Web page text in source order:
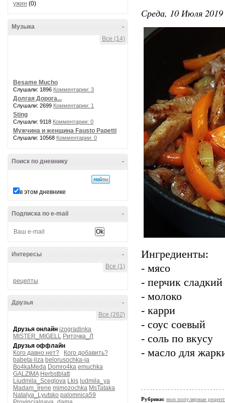
ужин (0)
-
Музыка
Все (14)
Besame Mucho
Слушали: 1896 Комментарии: 3
Долгая Дорога...
Слушали: 2699 Комментарии: 1
Sting
Слушали: 9118 Комментарии: 0
Мужчина и женщина Fausto Papetti
Слушали: 10568 Комментарии: 0
-
Поиск по дневнику
в этом дневнике
-
Подписка по e-mail
-
Интересы
Все (1)
рецепты
-
Друзья
Все (262)
Друзья онлайн izogradinka
MISTER_MIGELL Риточка_Л
Друзья оффлайн
Кого давно нет?
Кого добавить?
babeta-liza belorusochka-ja
Bo4kaMeda Domro4ka emuchka
GALZIMA Herbstblatt
Liudmila_Sceglova Lkis ludmila_ya
Madam_Irene mimozochka MsTataka
Natalya_Lyutsko palomnica59
Среда, 10 Июля
Ингредиенты:
- мясо
- перчик сладкий
- молоко
- карри
- соус соевый
- соль по вкусу
- масло для
Рубрики: мои популярные